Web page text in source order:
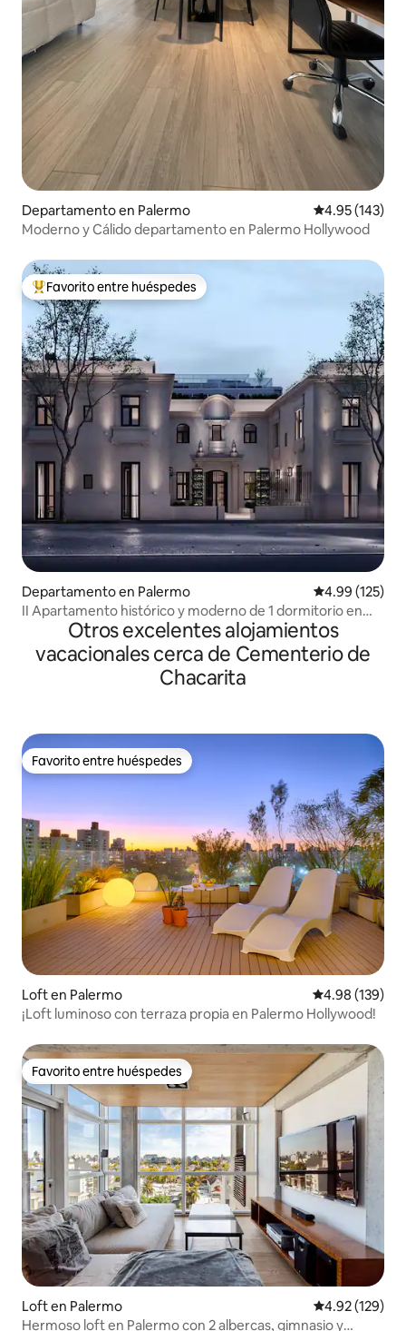
Departamento en Palermo Calificación
4.95 (143)
Moderno y Cálido departamento en Palermo Hollywood
De los mejores en Favorito entre huéspedes
Favorito entre huéspedes
Departamento en Palermo Calificación
4.99 (125)
II Apartamento histórico y moderno de 1 dormitorio en
Palermo con piscina y gimnasio
Otros excelentes alojamientos
vacacionales cerca de Cementerio de
Chacarita
Favorito entre huéspedes
Favorito entre huéspedes
Loft en Palermo Calificación
4.98 (139)
¡Loft luminoso con terraza propia en Palermo Hollywood!
Favorito entre huéspedes
Favorito entre huéspedes
Loft en Palermo Calificación
4.92 (129)
Hermoso loft en Palermo con 2 albercas, gimnasio y